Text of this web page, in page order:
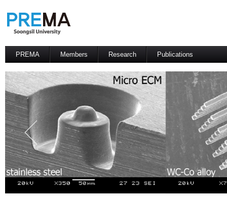
PREMA Members Research Publications
International Conference
Domestic Journal
Domestic Conference
Patents